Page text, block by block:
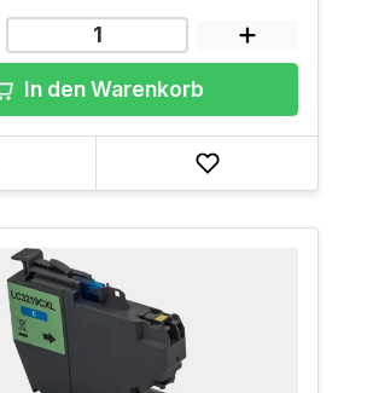
In den Warenkorb